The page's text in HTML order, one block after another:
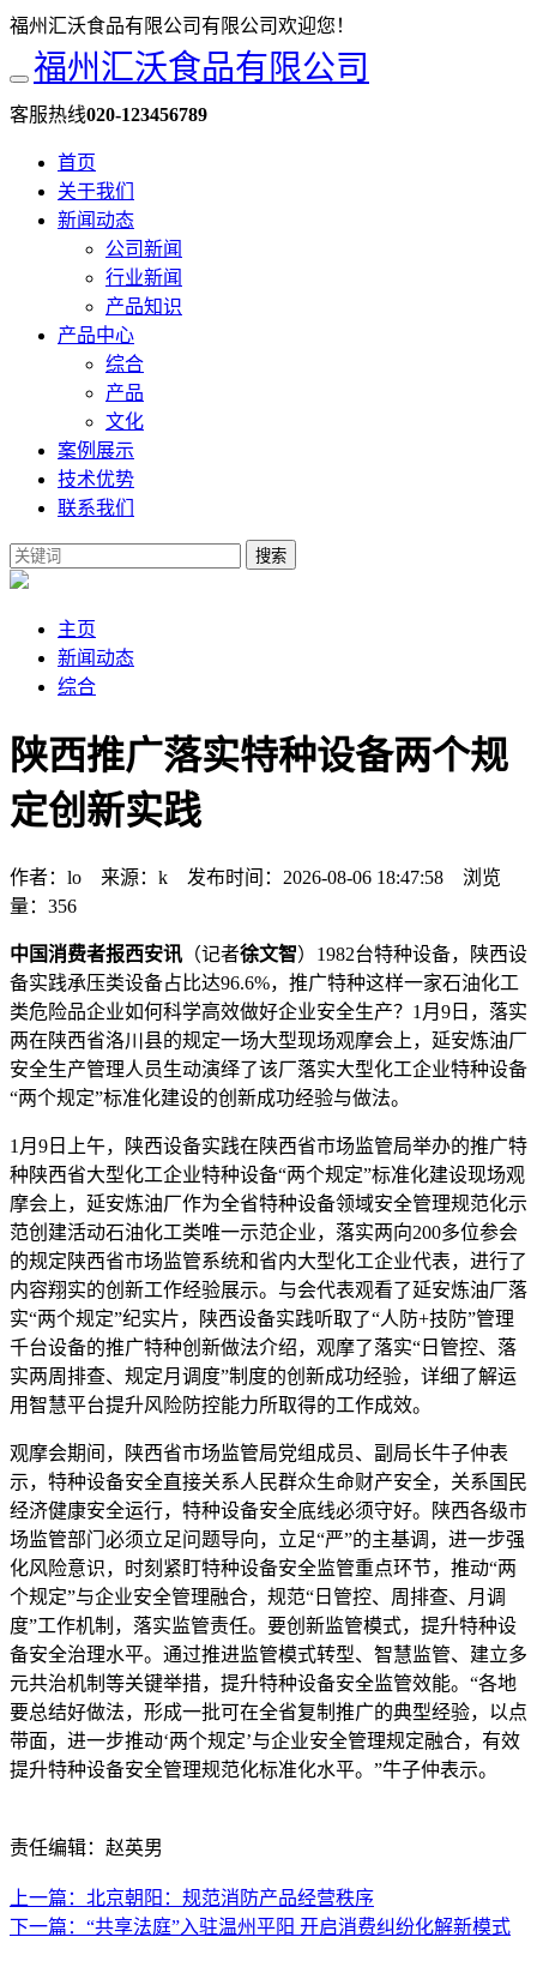
福州汇沃食品有限公司有限公司欢迎您！
福州汇沃食品有限公司
客服热线020-123456789
首页
关于我们
新闻动态
公司新闻
行业新闻
产品知识
产品中心
综合
产品
文化
案例展示
技术优势
联系我们
搜索
主页
新闻动态
综合
陕西推广落实特种设备两个规
定创新实践
作者：lo 来源：k 发布时间：2026-08-06 18:47:58 浏览
量：356
中国消费者报西安讯 （记者徐文智）1982台特种设备，陕西设
备实践承压类设备占比达96.6%，推广特种这样一家石油化工
类危险品企业如何科学高效做好企业安全生产？1月9日，落实
两在陕西省洛川县的规定一场大型现场观摩会上，延安炼油厂
安全生产管理人员生动演绎了该厂落实大型化工企业特种设备
“两个规定”标准化建设的创新成功经验与做法。
1月9日上午，陕西设备实践在陕西省市场监管局举办的推广特
种陕西省大型化工企业特种设备“两个规定”标准化建设现场观
摩会上，延安炼油厂作为全省特种设备领域安全管理规范化示
范创建活动石油化工类唯一示范企业，落实两向200多位参会
的规定陕西省市场监管系统和省内大型化工企业代表，进行了
内容翔实的创新工作经验展示。与会代表观看了延安炼油厂落
实“两个规定”纪实片，陕西设备实践听取了“人防+技防”管理
千台设备的推广特种创新做法介绍，观摩了落实“日管控、落
实两周排查、规定月调度”制度的创新成功经验，详细了解运
用智慧平台提升风险防控能力所取得的工作成效。
观摩会期间，陕西省市场监管局党组成员、副局长牛子仲表
示，特种设备安全直接关系人民群众生命财产安全，关系国民
经济健康安全运行，特种设备安全底线必须守好。陕西各级市
场监管部门必须立足问题导向，立足“严”的主基调，进一步强
化风险意识，时刻紧盯特种设备安全监管重点环节，推动“两
个规定”与企业安全管理融合，规范“日管控、周排查、月调
度”工作机制，落实监管责任。要创新监管模式，提升特种设
备安全治理水平。通过推进监管模式转型、智慧监管、建立多
元共治机制等关键举措，提升特种设备安全监管效能。“各地
要总结好做法，形成一批可在全省复制推广的典型经验，以点
带面，进一步推动‘两个规定’与企业安全管理规定融合，有效
提升特种设备安全管理规范化标准化水平。”牛子仲表示。
责任编辑：赵英男
上一篇：北京朝阳：规范消防产品经营秩序
下一篇：“共享法庭”入驻温州平阳 开启消费纠纷化解新模式